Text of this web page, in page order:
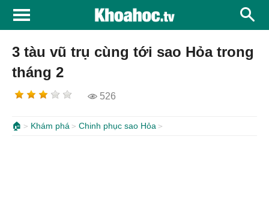
3 tàu vũ trụ cùng tới sao Hỏa trong
tháng 2
526
🏠 Khám phá Chinh phục sao Hỏa